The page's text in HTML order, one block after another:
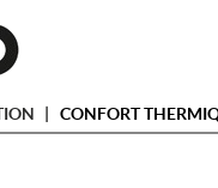
CONFORT